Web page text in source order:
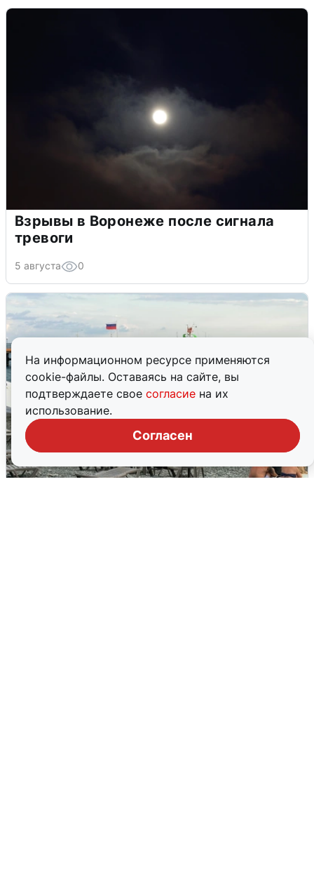
На информационном ресурсе применяются
cookie-файлы. Оставаясь на сайте, вы
подтверждаете свое согласие на их
использование.
Согласен
Взрывы в Воронеже после сигнала
тревоги
5 августа 0